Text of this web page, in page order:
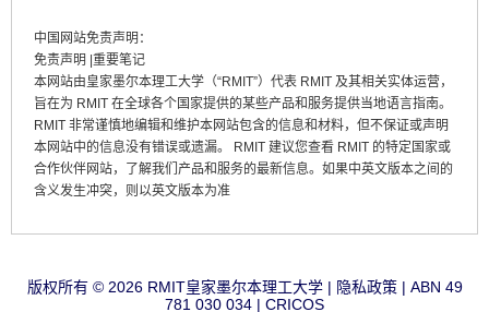
中国网站免责声明：
免责声明 |重要笔记
本网站由皇家墨尔本理工大学（“RMIT”）代表 RMIT 及其相关实体运营，
旨在为 RMIT 在全球各个国家提供的某些产品和服务提供当地语言指南。
RMIT 非常谨慎地编辑和维护本网站包含的信息和材料，但不保证或声明
本网站中的信息没有错误或遗漏。 RMIT 建议您查看 RMIT 的特定国家或
合作伙伴网站，了解我们产品和服务的最新信息。 如果中英文版本之间的
含义发生冲突，则以英文版本为准
版权所有 © 2026 RMIT皇家墨尔本理工大学| 隐私政策| ABN 49
781 030 034 | CRICOS